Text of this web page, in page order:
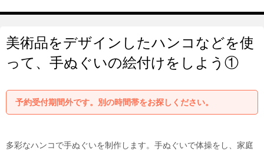
美術品をデザインしたハンコなどを使
って、手ぬぐいの絵付けをしよう①
予約受付期間外です。別の時間帯をお探しください。
多彩なハンコで手ぬぐいを制作します。手ぬぐいで体操をし、家庭